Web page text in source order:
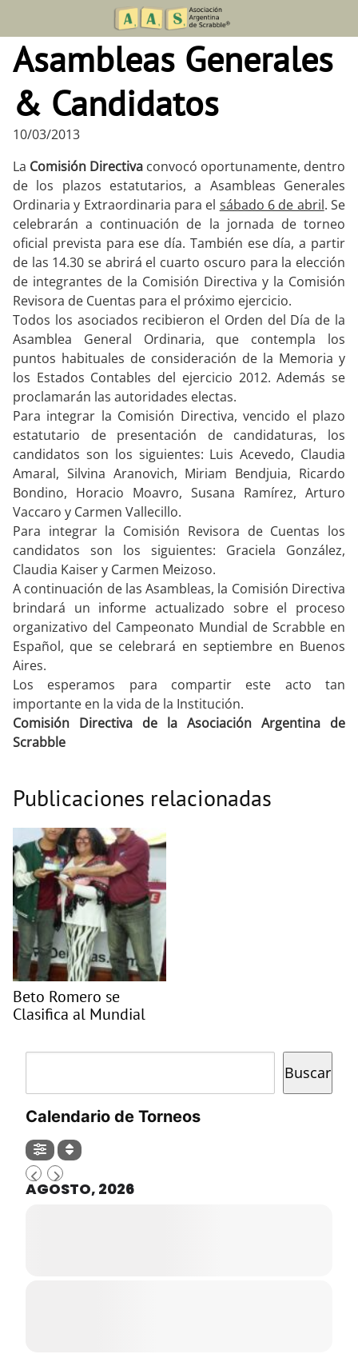
content
Asambleas Generales
& Candidatos
10/03/2013
La Comisión Directiva convocó oportunamente, dentro
de los plazos estatutarios, a Asambleas Generales
Ordinaria y Extraordinaria para el sábado 6 de abril. Se
celebrarán a continuación de la jornada de torneo
oficial prevista para ese día. También ese día, a partir
de las 14.30 se abrirá el cuarto oscuro para la elección
de integrantes de la Comisión Directiva y la Comisión
Revisora de Cuentas para el próximo ejercicio.
Todos los asociados recibieron el Orden del Día de la
Asamblea General Ordinaria, que contempla los
puntos habituales de consideración de la Memoria y
los Estados Contables del ejercicio 2012. Además se
proclamarán las autoridades electas.
Para integrar la Comisión Directiva, vencido el plazo
estatutario de presentación de candidaturas, los
candidatos son los siguientes: Luis Acevedo, Claudia
Amaral, Silvina Aranovich, Miriam Bendjuia, Ricardo
Bondino, Horacio Moavro, Susana Ramírez, Arturo
Vaccaro y Carmen Vallecillo.
Para integrar la Comisión Revisora de Cuentas los
candidatos son los siguientes: Graciela González,
Claudia Kaiser y Carmen Meizoso.
A continuación de las Asambleas, la Comisión Directiva
brindará un informe actualizado sobre el proceso
organizativo del Campeonato Mundial de Scrabble en
Español, que se celebrará en septiembre en Buenos
Aires.
Los esperamos para compartir este acto tan
importante en la vida de la Institución.
Comisión Directiva de la Asociación Argentina de
Scrabble
Publicaciones relacionadas
Beto Romero se
Clasifica al Mundial
Buscar
Calendario de Torneos
AGOSTO, 2026